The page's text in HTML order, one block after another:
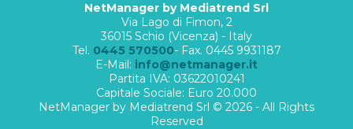
NetManager by Mediatrend Srl
Via Lago di Fimon, 2
36015 Schio (Vicenza) - Italy
Tel. 0445 570500- Fax. 0445 9931187
E-Mail: info@netmanager.it
Partita IVA: 03622010241
Capitale Sociale: Euro 20.000
NetManager by Mediatrend Srl © 2026 - All Rights
Reserved